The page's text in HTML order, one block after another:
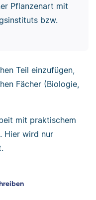
Pflanzenart mit
bzw.
Teil einzufügen,
Fächer (Biologie,
mit praktischem
Hier wird nur